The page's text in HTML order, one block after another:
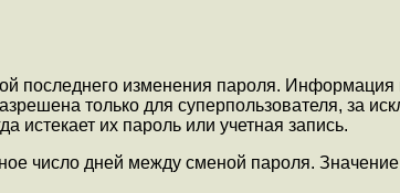
последнего изменения пароля. Информация
только для суперпользователя, за
истекает их пароль или учетная запись.
число дней между сменой пароля. Значение